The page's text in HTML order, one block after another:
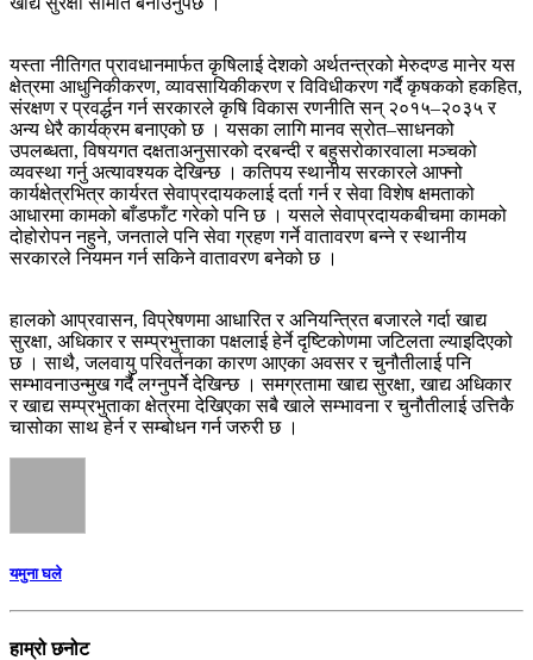
यस्ता नीतिगत प्रावधानमार्फत कृषिलाई देशको अर्थतन्त्रको मेरुदण्ड मानेर यस
क्षेत्रमा आधुनिकीकरण, व्यावसायिकीकरण र विविधीकरण गर्दै कृषकको हकहित,
संरक्षण र प्रवर्द्धन गर्न सरकारले कृषि विकास रणनीति सन् २०१५–२०३५ र
अन्य धेरै कार्यक्रम बनाएको छ । यसका लागि मानव स्रोत–साधनको
उपलब्धता, विषयगत दक्षताअनुसारको दरबन्दी र बहुसरोकारवाला मञ्चको
व्यवस्था गर्नु अत्यावश्यक देखिन्छ । कतिपय स्थानीय सरकारले आफ्नो
कार्यक्षेत्रभित्र कार्यरत सेवाप्रदायकलाई दर्ता गर्न र सेवा विशेष क्षमताको
आधारमा कामको बाँडफाँट गरेको पनि छ । यसले सेवाप्रदायकबीचमा कामको
दोहोरोपन नहुने, जनताले पनि सेवा ग्रहण गर्ने वातावरण बन्‍ने र स्थानीय
सरकारले नियमन गर्न सकिने वातावरण बनेको छ ।
हालको आप्रवासन, विप्रेषणमा आधारित र अनियन्त्रित बजारले गर्दा खाद्य
सुरक्षा, अधिकार र सम्प्रभुत्ताका पक्षलाई हेर्ने दृष्टिकोणमा जटिलता ल्याइदिएको
छ । साथै, जलवायु परिवर्तनका कारण आएका अवसर र चुनौतीलाई पनि
सम्भावनाउन्मुख गर्दै लग्‍नुपर्नेे देखिन्छ । समग्रतामा खाद्य सुरक्षा, खाद्य अधिकार
र खाद्य सम्प्रभुताका क्षेत्रमा देखिएका सबै खाले सम्भावना र चुनौतीलाई उत्तिकै
चासोका साथ हेर्न र सम्बोधन गर्न जरुरी छ ।
यमुना घले
हाम्रो छनोट